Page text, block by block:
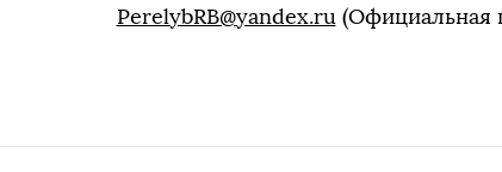
PerelybRB@yandex.ru(Официальная